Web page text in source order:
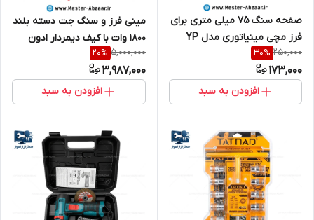
صفحه سنگ 75 میلی متری برای
فرز مچی مینیاتوری مدل YP
75*1.2*10 mm بدون فرز
250,000
30%
173,000
افزودن به سبد
مینی فرز و سنگ جت دسته بلند
1800 وات با کیف دیمردار ادون
ادوون
5,000,000
20%
3,987,000
افزودن به سبد